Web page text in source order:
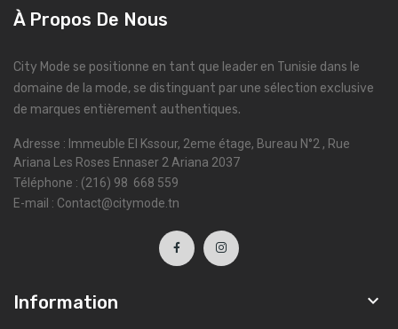
À Propos De Nous
City Mode se positionne en tant que leader en Tunisie dans le
domaine de la mode, se distinguant par une sélection exclusive
de marques entièrement authentiques.
Adresse : Immeuble El Kssour, 2eme étage, Bureau N°2 , Rue
Ariana Les Roses Ennaser 2 Ariana 2037
Téléphone : (216) 98 668 559
E-mail : Contact@citymode.tn
Information 